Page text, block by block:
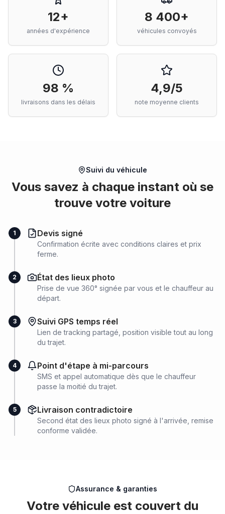
12+
années d'expérience
8 400+
véhicules convoyés
98 %
livraisons dans les délais
4,9/5
note moyenne clients
Suivi du véhicule
Vous savez à chaque instant où se
trouve votre voiture
1 Devis signé
Confirmation écrite avec conditions claires et prix
ferme.
2 État des lieux photo
Prise de vue 360° signée par vous et le chauffeur au
départ.
3 Suivi GPS temps réel
Lien de tracking partagé, position visible tout au long
du trajet.
4 Point d'étape à mi-parcours
SMS et appel automatique dès que le chauffeur
passe la moitié du trajet.
5 Livraison contradictoire
Second état des lieux photo signé à l'arrivée, remise
conforme validée.
Assurance & garanties
Votre véhicule est couvert du